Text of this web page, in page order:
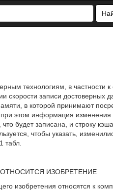
технологиям, в частности
скорости записи
в которой принимают
этом информация изменения
что будет записана, и строку
чтобы указать,
табл.
ИЗОБРЕТЕНИЕ
изобретения относятся к